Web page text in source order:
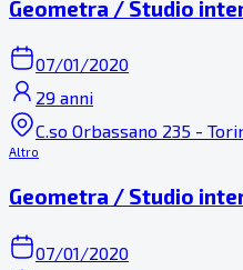
Geometra / Studio
07/01/2020
29 anni
C.so Orbassano 235 -
Altro
Geometra / Studio
07/01/2020